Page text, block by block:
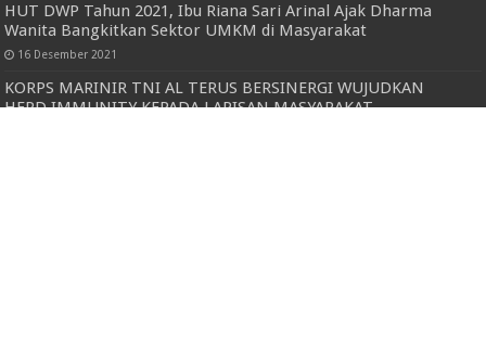
HUT DWP Tahun 2021, Ibu Riana Sari Arinal Ajak Dharma
Wanita Bangkitkan Sektor UMKM di Masyarakat
16 Desember 2021
KORPS MARINIR TNI AL TERUS BERSINERGI WUJUDKAN
HERD IMMUNITY KEPADA LAPISAN MASYARAKAT